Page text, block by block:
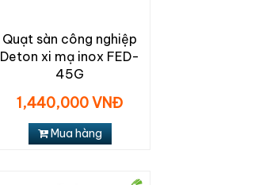
Quạt sàn công nghiệp
Deton xi mạ inox FED-
45G
1,440,000 VNĐ
Mua hàng